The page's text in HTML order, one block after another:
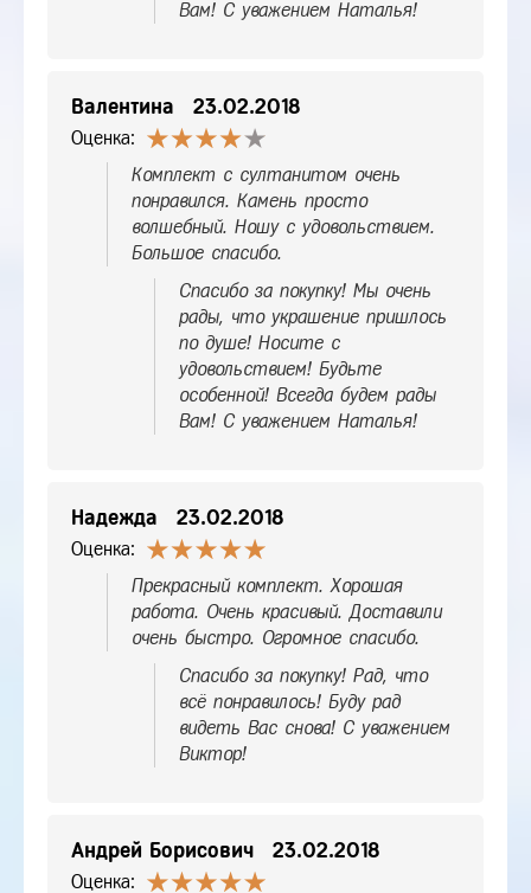
Вам! С уважением Наталья!
Валентина 23.02.2018
Оценка:
Комплект с султанитом очень
понравился. Камень просто
волшебный. Ношу с удовольствием.
Большое спасибо.
Спасибо за покупку! Мы очень
рады, что украшение пришлось
по душе! Носите с
удовольствием! Будьте
особенной! Всегда будем рады
Вам! С уважением Наталья!
Надежда 23.02.2018
Оценка:
Прекрасный комплект. Хорошая
работа. Очень красивый. Доставили
очень быстро. Огромное спасибо.
Спасибо за покупку! Рад, что
всё понравилось! Буду рад
видеть Вас снова! С уважением
Виктор!
Андрей Борисович 23.02.2018
Оценка: